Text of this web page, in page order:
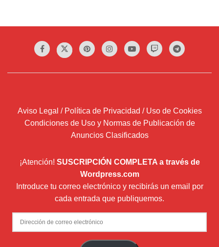
Aviso Legal / Política de Privacidad / Uso de Cookies
Condiciones de Uso y Normas de Publicación de
Anuncios Clasificados
¡Atención! SUSCRIPCIÓN COMPLETA a través de
Wordpress.com
Introduce tu correo electrónico y recibirás un email por
cada entrada que publiquemos.
Dirección
de